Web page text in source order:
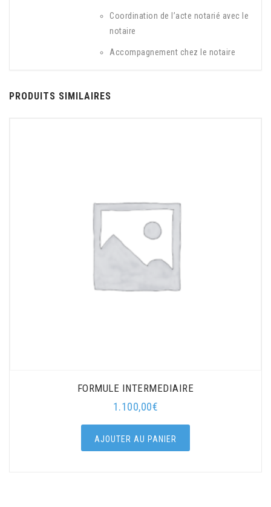
Coordination de l’acte notarié avec le
notaire
Accompagnement chez le notaire
PRODUITS SIMILAIRES
FORMULE INTERMEDIAIRE
1.100,00€
AJOUTER AU PANIER